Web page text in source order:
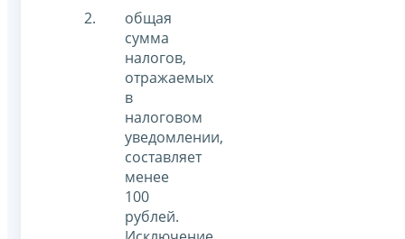
общая
сумма
налогов,
отражаемых
в
налоговом
уведомлении,
составляет
менее
100
рублей.